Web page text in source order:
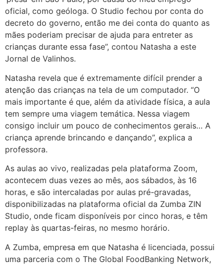
oficial, como geóloga. O Studio fechou por conta do
decreto do governo, então me dei conta do quanto as
mães poderiam precisar de ajuda para entreter as
crianças durante essa fase”, contou Natasha a este
Jornal de Valinhos.
Natasha revela que é extremamente difícil prender a
atenção das crianças na tela de um computador. “O
mais importante é que, além da atividade física, a aula
tem sempre uma viagem temática. Nessa viagem
consigo incluir um pouco de conhecimentos gerais… A
criança aprende brincando e dançando”, explica a
professora.
As aulas ao vivo, realizadas pela plataforma Zoom,
acontecem duas vezes ao mês, aos sábados, às 16
horas, e são intercaladas por aulas pré-gravadas,
disponibilizadas na plataforma oficial da Zumba ZIN
Studio, onde ficam disponíveis por cinco horas, e têm
replay às quartas-feiras, no mesmo horário.
A Zumba, empresa em que Natasha é licenciada, possui
uma parceria com o The Global FoodBanking Network,